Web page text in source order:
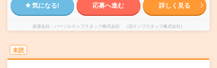
気になる! 応募へ進む 詳しく見る
派遣会社 パーソルテンプスタッフ株式会社 （旧テンプスタッフ株式会社）
未読